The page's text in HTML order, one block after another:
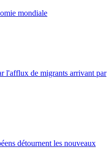
mondiale
l'afflux de migrants arrivant par
détournent les nouveaux